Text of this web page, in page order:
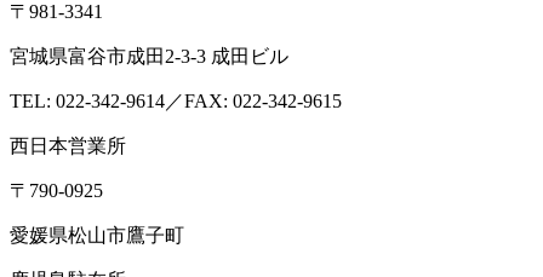
〒981-3341
宮城県富谷市成田2-3-3 成田ビル
TEL: 022-342-9614／FAX: 022-342-9615
西日本営業所
〒790-0925
愛媛県松山市鷹子町